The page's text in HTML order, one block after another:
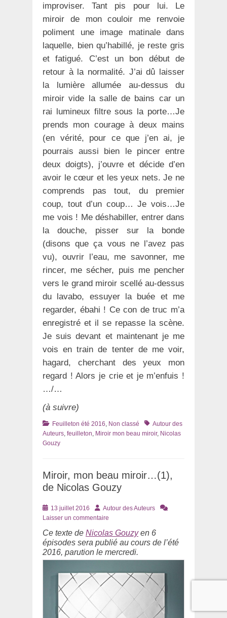
improviser. Tant pis pour lui. Le
miroir de mon couloir me renvoie
poliment une image matinale dans
laquelle, bien qu’habillé, je reste gris
et fatigué. C’est un bon début de
retour à la normalité. J’ai dû laisser
la lumière allumée au-dessus du
miroir vide la salle de bains car un
rai lumineux filtre sous la porte…Je
prends mon courage à deux mains
(en vérité, pour ce que j’en ai, je
pourrais aussi bien le pincer entre
deux doigts), j’ouvre et décide d’en
avoir le cœur et les yeux nets. Je ne
comprends pas tout, du premier
coup, tout d’un coup… Je vois…Je
me vois ! Me déshabiller, entrer dans
la douche, pisser sur la bonde
(disons que ça vous ne l’avez pas
vu), ouvrir l’eau, me savonner, me
rincer, me sécher, puis me pencher
vers le grand miroir scellé au-dessus
du lavabo, essuyer la buée et me
regarder, ébahi ! Ce con de truc m’a
enregistré et il se repasse la scène.
Je suis devant et maintenant je me
vois en train de tenter de me voir,
hagard, cherchant des yeux mon
regard ! Alors je crie et je m’enfuis !
…/…
(à suivre)
Catégories
Feuilleton été 2016, Non classé TagsAutour des
Auteurs, feuilleton, Miroir mon beau miroir, Nicolas
Gouzy
Miroir, mon beau miroir…(1),
de Nicolas Gouzy
Posté
le
13 juillet 2016 AuteurAutour des Auteurs
Laisser un commentaire
Ce texte de Nicolas Gouzyen 6
épisodes sera publié au cours de l’été
2016, parution le mercredi.